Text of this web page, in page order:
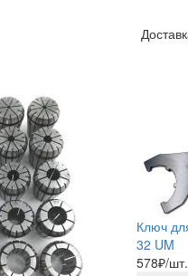
Ключ
32 UM
578₽/шт.